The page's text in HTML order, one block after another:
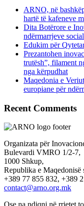
ARNO, në
hartë të kafeneve
Dita Botërore e
ndërmarrjeve
Edukim për
Prezantohen
trutësh”, filament
nga kërpudhat
Maqedonia e
europiane për
Recent Comments
Organizata për
Bulevardi VMRO 1/2-7,
1000 Shkup,
Republika e Maqedonisë
+389 77 855 832, +389
contact@arno.org.mk